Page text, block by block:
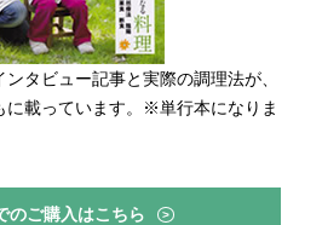
タビュー記事と実際の調理法が、
に載っています。※単行本になりま
のご購入はこちら >